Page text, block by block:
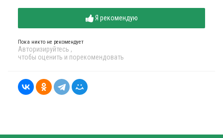
Я рекомендую
Пока никто не рекомендует
Авторизируйтесь ,
чтобы оценить и порекомендовать